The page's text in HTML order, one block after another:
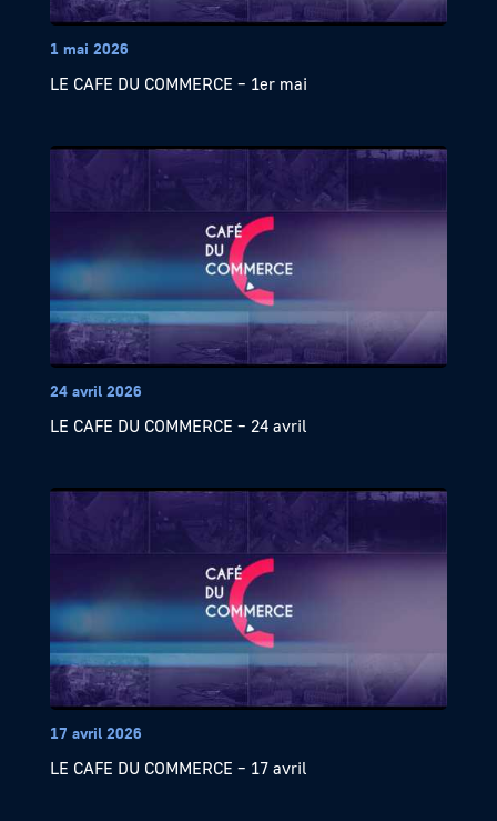
1 mai 2026
LE CAFE DU COMMERCE – 1er mai
24 avril 2026
LE CAFE DU COMMERCE – 24 avril
17 avril 2026
LE CAFE DU COMMERCE – 17 avril